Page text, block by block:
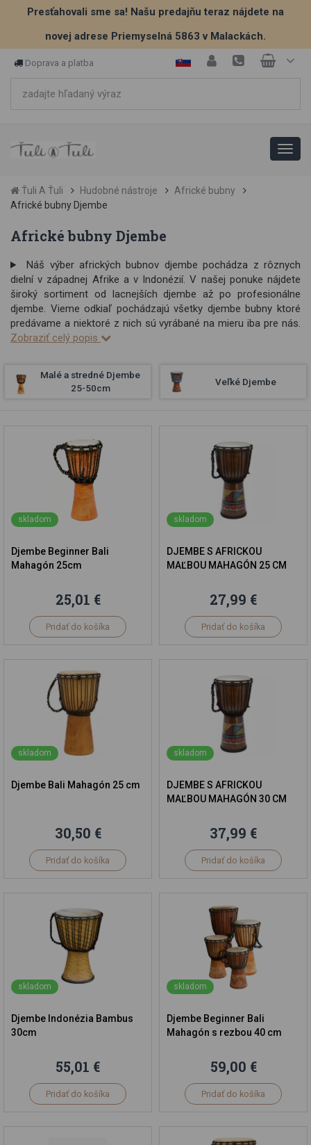
Presťahovali sme sa! Našu predajňu teraz nájdete na
novej adrese Priemyselná 5863 v Malackách.
Doprava a platba
Ťuli A Ťuli Hudobné nástroje
Africké bubny
Africké bubny Djembe
Africké bubny Djembe
Náš výber afrických bubnov djembe pochádza z rôznych
dielní v západnej Afrike a v Indonézií. V našej ponuke nájdete
široký sortiment od lacnejších djembe až po profesionálne
djembe. Vieme odkiaľ pochádzajú všetky djembe bubny ktoré
predávame a niektoré z nich sú vyrábané na mieru iba pre nás.
Zobraziť celý popis
Malé a stredné Djembe
25-50cm
Veľké Djembe
skladom
Djembe Beginner Bali
Mahagón 25cm
25,01 €
Pridať do košíka
skladom
DJEMBE S AFRICKOU
MAĽBOU MAHAGÓN 25 CM
27,99 €
Pridať do košíka
skladom
Djembe Bali Mahagón 25 cm
30,50 €
Pridať do košíka
skladom
DJEMBE S AFRICKOU
MAĽBOU MAHAGÓN 30 CM
37,99 €
Pridať do košíka
skladom
Djembe Indonézia Bambus
30cm
55,01 €
Pridať do košíka
skladom
Djembe Beginner Bali
Mahagón s rezbou 40 cm
59,00 €
Pridať do košíka